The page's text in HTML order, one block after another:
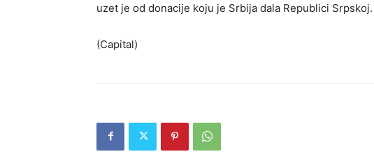
uzet je od donacije koju je Srbija dala Republici Srpskoj.
(Capital)